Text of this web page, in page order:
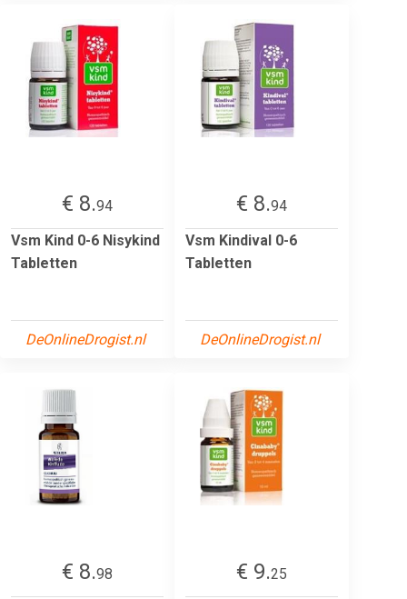
€ 8.94
Vsm Kind 0-6 Nisykind
Tabletten
DeOnlineDrogist.nl
€ 8.94
Vsm Kindival 0-6
Tabletten
DeOnlineDrogist.nl
€ 8.98
€ 9.25